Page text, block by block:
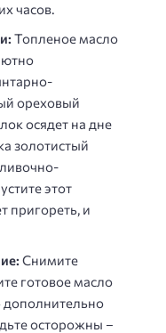
часов.
Топленое масло
ореховый
осядет на дне
золотистый
этот
пригореть, и
Снимите
готовое масло
осторожны –